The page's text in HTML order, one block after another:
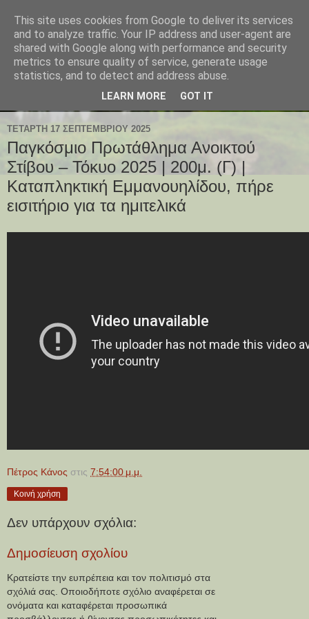
ΤΕΤΆΡΤΗ 17 ΣΕΠΤΕΜΒΡΊΟΥ 2025
Παγκόσμιο Πρωτάθλημα Ανοικτού
Στίβου – Τόκυο 2025 | 200μ. (Γ) |
Καταπληκτική Εμμανουηλίδου, πήρε
εισιτήριο για τα ημιτελικά
Πέτρος Κάνος στις 7:54:00 μ.μ.
Κοινή χρήση
Δεν υπάρχουν σχόλια:
Δημοσίευση σχολίου
Κρατείστε την ευπρέπεια και τον πολιτισμό στα
σχόλιά σας. Οποιοδήποτε σχόλιο αναφέρεται σε
ονόματα και καταφέρεται προσωπικά
This site uses cookies from Google to deliver its services
and to analyze traffic. Your IP address and user-agent are
shared with Google along with performance and security
metrics to ensure quality of service, generate usage
statistics, and to detect and address abuse.
LEARN MORE GOT IT